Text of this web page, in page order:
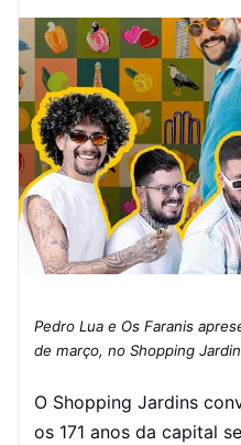
Pedro Lua e Os Faranis
de março, no Shopping
O Shopping Jardins
os 171 anos da capital